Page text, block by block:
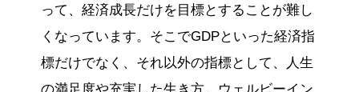
って、経済成長だけを目標とすることが難し
くなっています。そこでGDPといった経済指
標だけでなく、それ以外の指標として、人生